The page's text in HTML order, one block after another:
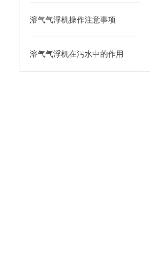
溶气气浮机操作注意事项
溶气气浮机在污水中的作用